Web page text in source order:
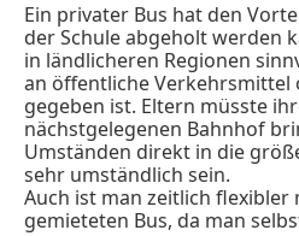
Ein privater Bus hat den
der Schule abgeholt werden
in ländlicheren Regionen
an öffentliche Verkehrsmittel
gegeben ist. Eltern müsste
nächstgelegenen Bahnhof
Umständen direkt in die
sehr umständlich sein.
Auch ist man zeitlich flexibler
gemieteten Bus, da man